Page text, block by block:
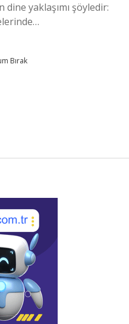
yaklaşımı şöyledir:
Bırak